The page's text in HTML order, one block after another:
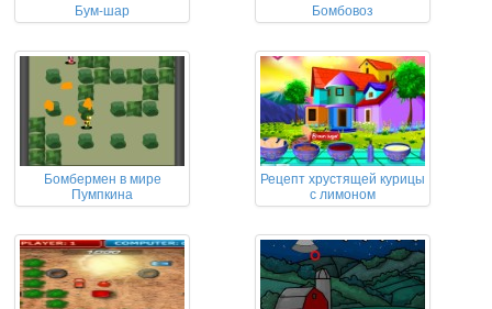
Бум-шар Бомбовоз
Бомбермен в мире
Пумпкина
Рецепт хрустящей курицы
с лимоном